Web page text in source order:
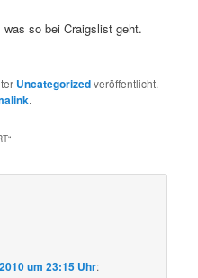
so bei Craigslist geht.
Uncategorizedveröffentlicht.
.
“
um 23:15 Uhr: